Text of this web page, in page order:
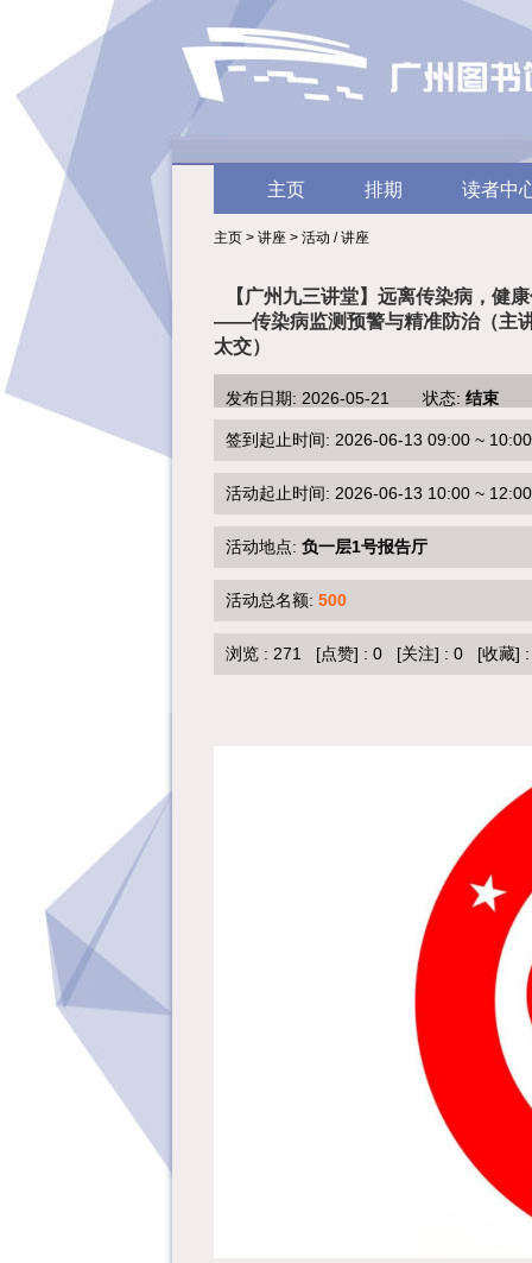
主页 排期 读者中
主页 > 讲座 > 活动 / 讲座
【广州九三讲堂】远离传染病，健
——传染病监测预警与精准防治（主
太交）
发布日期: 2026-05-21 状态: 结束
签到起止时间: 2026-06-13 09:00 ~ 10:00
活动起止时间: 2026-06-13 10:00 ~ 12:00
活动地点: 负一层1号报告厅
活动总名额: 500
浏览 : 271 [点赞] : 0 [关注] : 0 [收藏]